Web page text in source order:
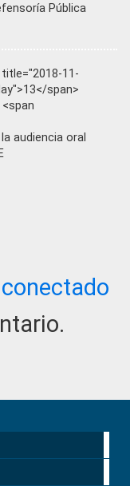
Pública
11-
span>
audiencia oral
conectado